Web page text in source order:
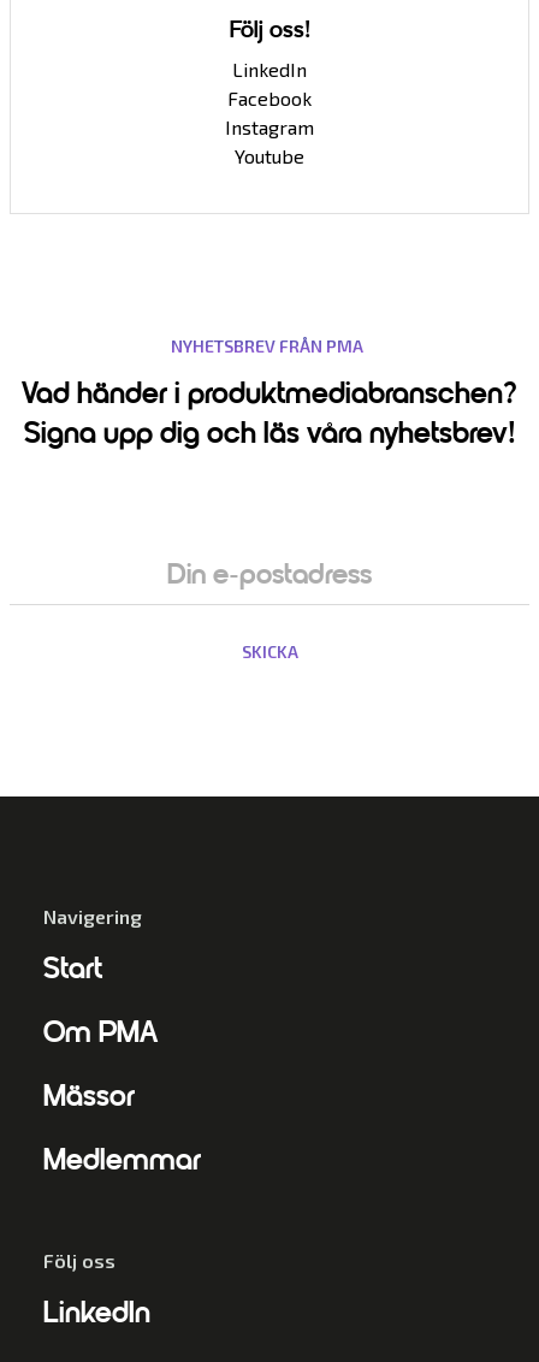
Följ oss!
LinkedIn
Facebook
Instagram
Youtube
NYHETSBREV FRÅN PMA
Vad händer i produktmediabranschen?
Signa upp dig och läs våra nyhetsbrev!
Navigering
Start
Om PMA
Mässor
Medlemmar
Följ oss
LinkedIn